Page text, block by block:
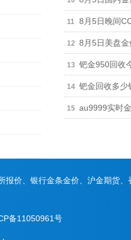
价、银行金条金价、沪金期货
备11050961号